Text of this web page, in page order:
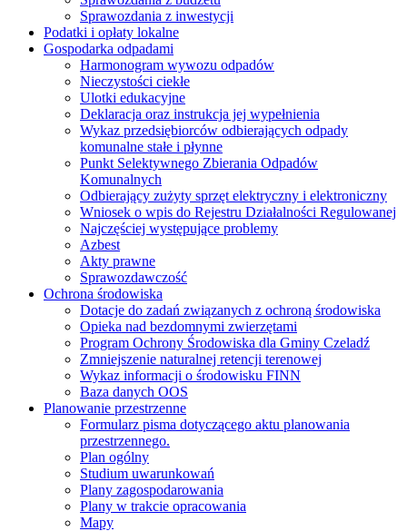
Sprawozdania z inwestycji
Podatki i opłaty lokalne
Gospodarka odpadami
Harmonogram wywozu odpadów
Nieczystości ciekłe
Ulotki edukacyjne
Deklaracja oraz instrukcja jej wypełnienia
Wykaz przedsiębiorców odbierających odpady
komunalne stałe i płynne
Punkt Selektywnego Zbierania Odpadów
Komunalnych
Odbierający zużyty sprzęt elektryczny i elektroniczny
Wniosek o wpis do Rejestru Działalności Regulowanej
Najczęściej występujące problemy
Azbest
Akty prawne
Sprawozdawczość
Ochrona środowiska
Dotacje do zadań związanych z ochroną środowiska
Opieka nad bezdomnymi zwierzętami
Program Ochrony Środowiska dla Gminy Czeladź
Zmniejszenie naturalnej retencji terenowej
Wykaz informacji o środowisku FINN
Baza danych OOS
Planowanie przestrzenne
Formularz pisma dotyczącego aktu planowania
przestrzennego.
Plan ogólny
Studium uwarunkowań
Plany zagospodarowania
Plany w trakcie opracowania
Mapy